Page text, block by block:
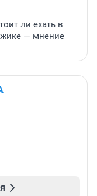
ли ехать в
— мнение